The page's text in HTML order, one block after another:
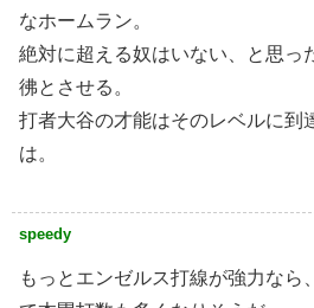
なホームラン。
絶対に超える奴はいない、と思っ
彿とさせる。
打者大谷の才能はそのレベルに到
は。
speedy
もっとエンゼルス打線が強力なら